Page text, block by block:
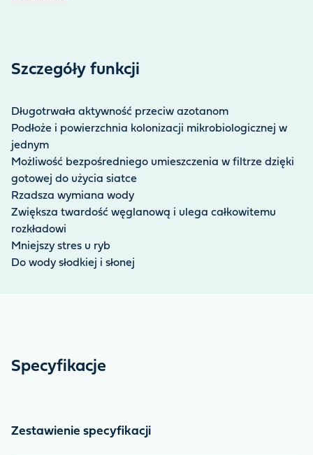
strefami beztlenowymi. 100 g Nitrate Remover rozkłada
do 30 g azotanów, a także poprawia jakość wody w
mniej wody, co z kolei zmniejsza stres mieszkańców
akwarium. Nitrate Remover Pellets zwiększa twardość
węglanową wody i ma stabilizujący wpływ na wartość
pH. Idealnie sprawdza się w połączeniu z aktywnymi
denitryfikatorami zawartymi w produkcie BoostMix
Clear Water Bacteria.
Szczegóły funkcji
Długotrwała aktywność przeciw azotanom
Podłoże i powierzchnia kolonizacji mikrobiologicznej w
jednym
Możliwość bezpośredniego umieszczenia w filtrze dzięki
gotowej do użycia siatce
Rzadsza wymiana wody
Zwiększa twardość węglanową i ulega całkowitemu
rozkładowi
Mniejszy stres u ryb
Do wody słodkiej i słonej
Specyfikacje
Zestawienie specyfikacji